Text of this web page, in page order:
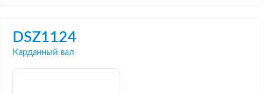
DSZ1124
Карданный вал